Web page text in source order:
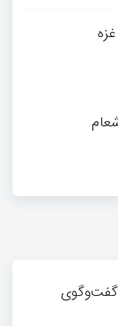
گفت‌وگوی